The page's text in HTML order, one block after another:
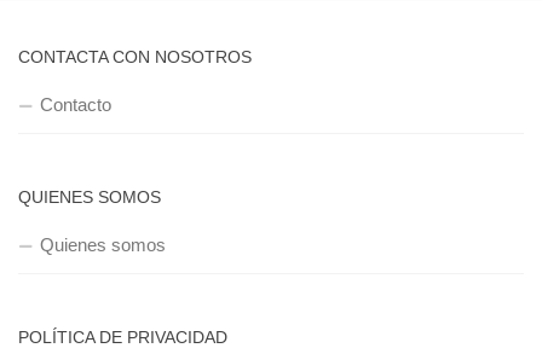
CONTACTA CON NOSOTROS
Contacto
QUIENES SOMOS
Quienes somos
POLÍTICA DE PRIVACIDAD